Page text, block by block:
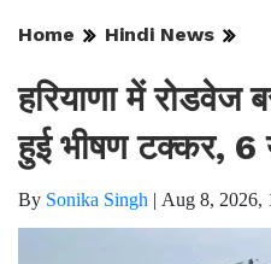
Home Hindi News
हरियाणा में रोडवेज
हुई भीषण टक्कर, 6
By Sonika Singh | Aug 8, 2026,